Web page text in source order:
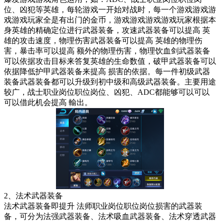
位、凶犯等英雄，每轮游戏一开始对战时，每一个游戏游戏游
戏游戏玩家全是有出门的金币，游戏游戏游戏游戏玩家根据本
身英雄的精确定位进行武器装备，攻速武器装备可以提高 英
雄的攻击速度，物理伤害武器装备可以提高 英雄的物理伤
害，暴击率可以提高 额外的物理伤害，物理饮血剑武器装备
可以依据攻击目标来答复英雄的生命数值，破甲武器装备可以
依据降低护甲武器装备来提高 损害的依据。每一件初级武器
装备武器装备都可以升级到初中级和高级武器装备。主要用途
较广，战士职业岗位职位岗位、凶犯、ADC都能够可以可以
可以借此机会提高 輸出。
2、法术武器装备
法术武器装备即提升 法师职业岗位职位岗位损害的武器装
备，可分为法强武器装备、法术吸血武器装备、法术穿透武器